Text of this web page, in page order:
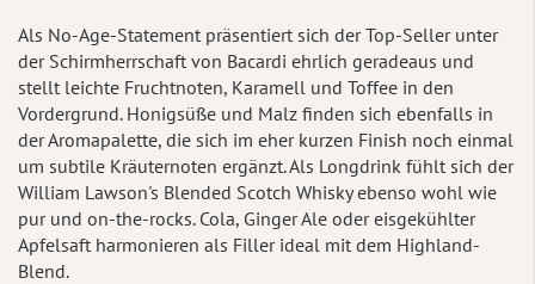
Als No-Age-Statement präsentiert sich der Top-Seller unter
der Schirmherrschaft von Bacardi ehrlich geradeaus und
stellt leichte Fruchtnoten, Karamell und Toffee in den
Vordergrund. Honigsüße und Malz finden sich ebenfalls in
der Aromapalette, die sich im eher kurzen Finish noch einmal
um subtile Kräuternoten ergänzt. Als Longdrink fühlt sich der
William Lawson's Blended Scotch Whisky ebenso wohl wie
pur und on-the-rocks. Cola, Ginger Ale oder eisgekühlter
Apfelsaft harmonieren als Filler ideal mit dem Highland-
Blend.